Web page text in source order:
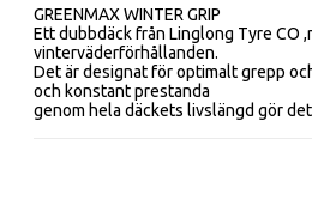
GREENMAX WINTER GRIP
Ett dubbdäck från Linglong Tyre CO
vinterväderförhållanden.
Det är designat för optimalt grepp
och konstant prestanda
genom hela däckets livslängd gör